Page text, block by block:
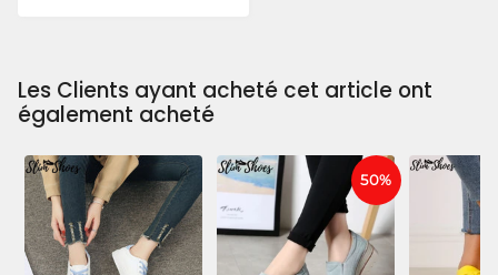
Les Clients ayant acheté cet article ont
également acheté
50%